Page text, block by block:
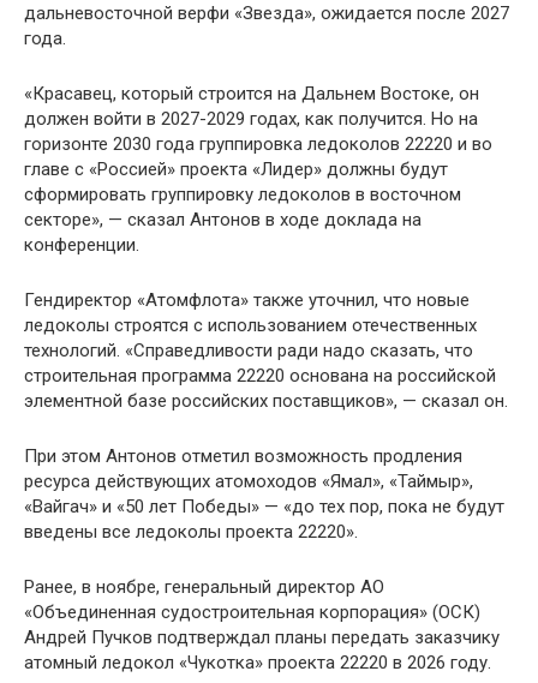
дальневосточной верфи «Звезда», ожидается после 2027
года.
«Красавец, который строится на Дальнем Востоке, он
должен войти в 2027-2029 годах, как получится. Но на
горизонте 2030 года группировка ледоколов 22220 и во
главе с «Россией» проекта «Лидер» должны будут
сформировать группировку ледоколов в восточном
секторе», — сказал Антонов в ходе доклада на
конференции.
Гендиректор «Атомфлота» также уточнил, что новые
ледоколы строятся с использованием отечественных
технологий. «Справедливости ради надо сказать, что
строительная программа 22220 основана на российской
элементной базе российских поставщиков», — сказал он.
При этом Антонов отметил возможность продления
ресурса действующих атомоходов «Ямал», «Таймыр»,
«Вайгач» и «50 лет Победы» — «до тех пор, пока не будут
введены все ледоколы проекта 22220».
Ранее, в ноябре, генеральный директор АО
«Объединенная судостроительная корпорация» (ОСК)
Андрей Пучков подтверждал планы передать заказчику
атомный ледокол «Чукотка» проекта 22220 в 2026 году.